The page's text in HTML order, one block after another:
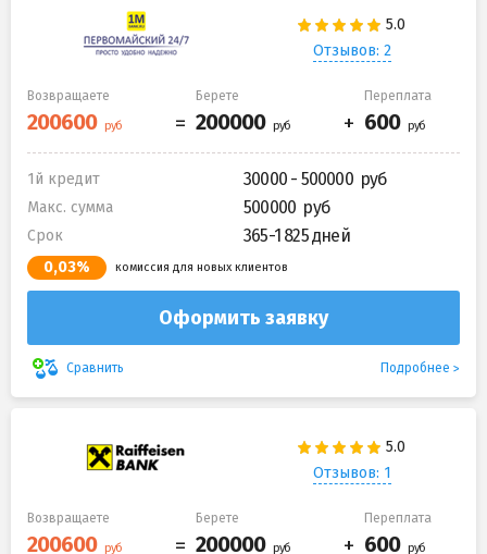
Отзывов: 2
Возвращаете Берете Переплата
1й кредит 30000 - 500000
Макс. сумма 500000
Срок 365-1 825 дней
0,03% комиссия для новых клиентов
Оформить заявку
Сравнить Подробнее
Отзывов: 1
Возвращаете Берете Переплата